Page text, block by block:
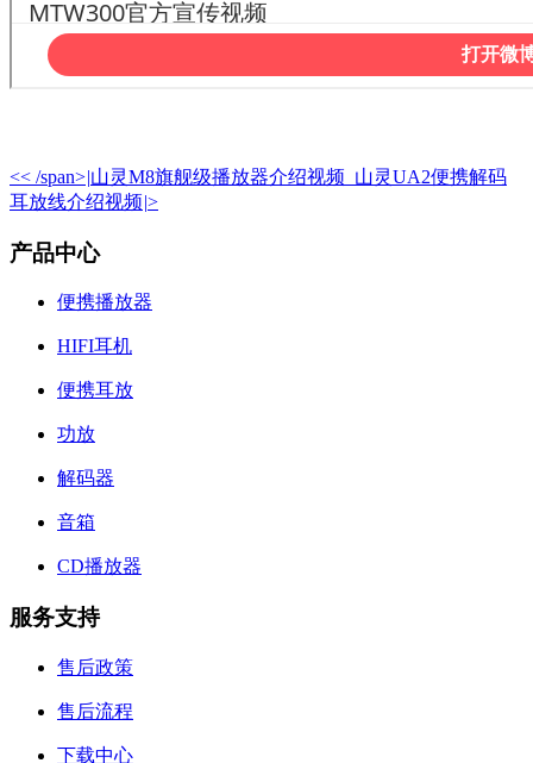
<< /span>|山灵M8旗舰级播放器介绍视频 山灵UA2便携解码
耳放线介绍视频|>
产品中心
便携播放器
HIFI耳机
便携耳放
功放
解码器
音箱
CD播放器
服务支持
售后政策
售后流程
下载中心